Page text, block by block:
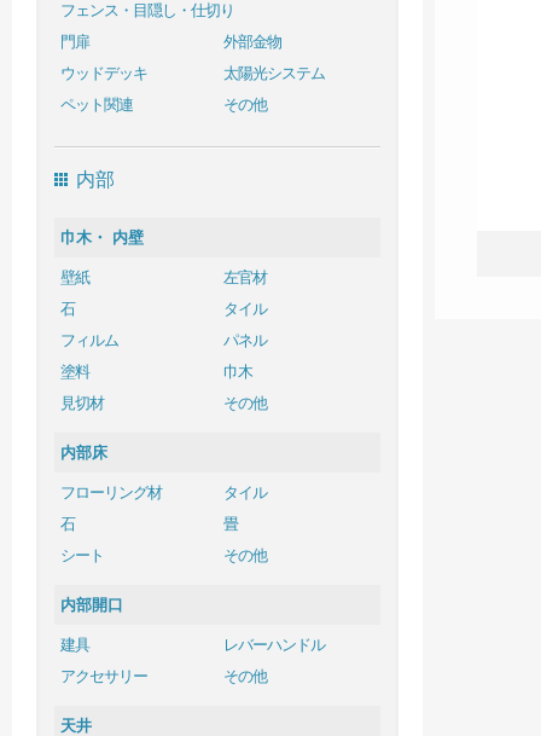
フェンス・目隠し・仕切り
門扉
外部金物
ウッドデッキ
太陽光システム
ペット関連
その他
内部
巾木・ 内壁
壁紙
左官材
石
タイル
フィルム
パネル
塗料
巾木
見切材
その他
内部床
フローリング材
タイル
石
畳
シート
その他
内部開口
建具
レバーハンドル
アクセサリー
その他
天井